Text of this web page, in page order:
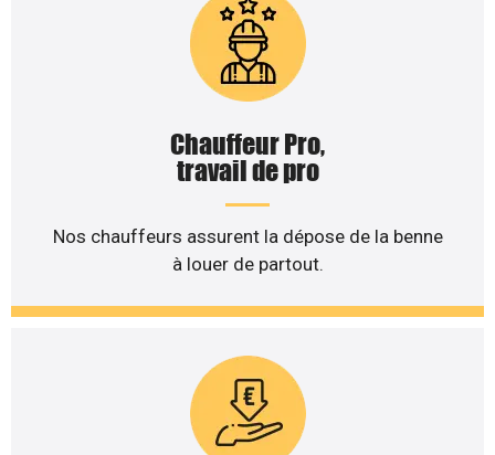
Chauffeur Pro,
travail de pro
Nos chauffeurs assurent la dépose de la benne
à louer de partout.